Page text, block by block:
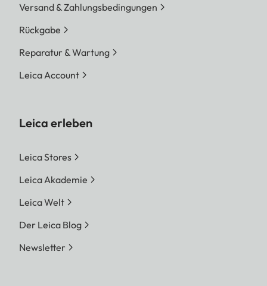
Versand & Zahlungsbedingungen
Rückgabe
Reparatur & Wartung
Leica Account
Leica erleben
Leica Stores
Leica Akademie
Leica Welt
Der Leica Blog
Newsletter